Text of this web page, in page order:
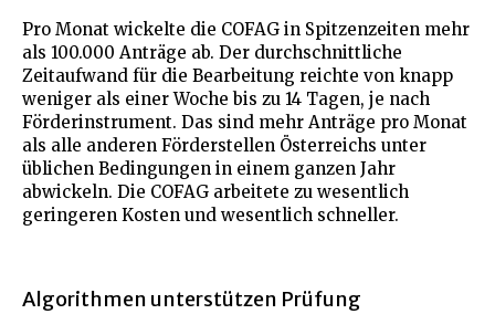
Pro Monat wickelte die COFAG in Spitzenzeiten mehr
als 100.000 Anträge ab. Der durchschnittliche
Zeitaufwand für die Bearbeitung reichte von knapp
weniger als einer Woche bis zu 14 Tagen, je nach
Förderinstrument. Das sind mehr Anträge pro Monat
als alle anderen Förderstellen Österreichs unter
üblichen Bedingungen in einem ganzen Jahr
abwickeln. Die COFAG arbeitete zu wesentlich
geringeren Kosten und wesentlich schneller.
Algorithmen unterstützen Prüfung